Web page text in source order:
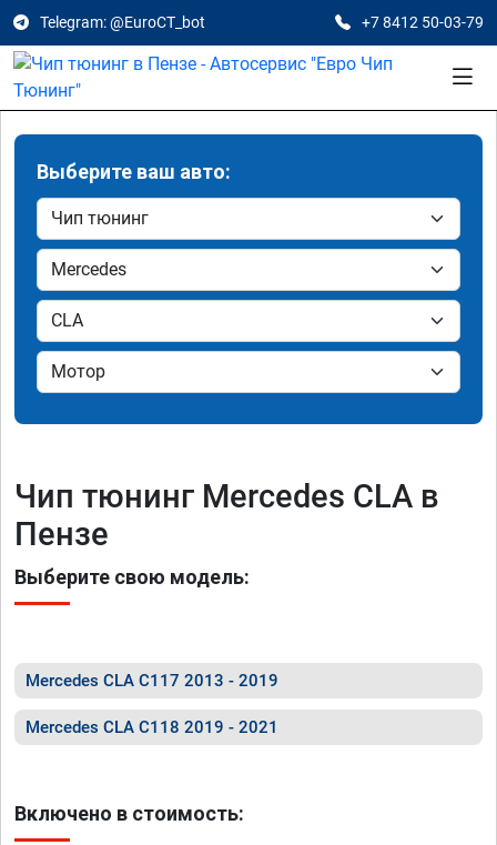
Telegram: @EuroCT_bot +7 8412 50-03-79
Выберите ваш авто:
Чип тюнинг Mercedes CLA в
Пензе
Выберите свою модель:
Mercedes CLA C117 2013 - 2019
Mercedes CLA C118 2019 - 2021
Включено в стоимость: